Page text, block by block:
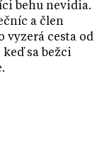
behu nevidia.
a člen
vyzerá cesta od
sa bežci